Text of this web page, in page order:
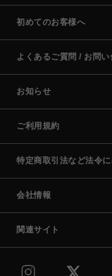
初めてのお客様へ
よくあるご質問 / お問い
お知らせ
ご利用規約
特定商取引法など法令
会社情報
関連サイト